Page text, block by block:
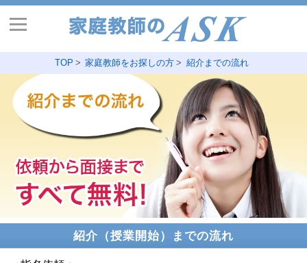
TOP 家庭教師をお探しの方 紹介までの流れ
紹介（授業開始）までの流れ